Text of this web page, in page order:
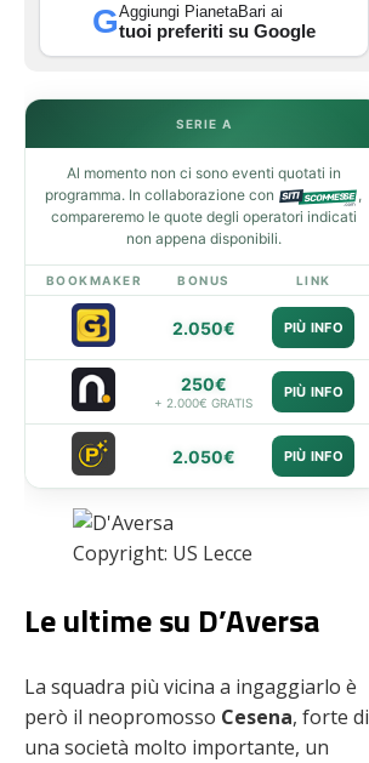
GAggiungi PianetaBari ai
tuoi preferiti su Google
SERIE A
Al momento non ci sono eventi quotati in
programma. In collaborazione con
,
compareremo le quote degli operatori indicati
non appena disponibili.
BOOKMAKER BONUS LINK
2.050€ PIÙ INFO
250€
+ 2.000€ GRATIS
PIÙ INFO
2.050€ PIÙ INFO
Copyright: US Lecce
Le ultime su D’Aversa
La squadra più vicina a ingaggiarlo è
però il neopromosso Cesena, forte di
una società molto importante, un